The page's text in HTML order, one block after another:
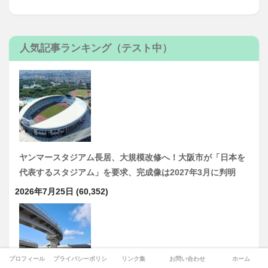
人気記事ランキング（テスト中）
ヤンマースタジアム長居、大規模改修へ！大阪市が「日本を
代表するスタジアム」を要求、完成像は2027年3月に判明
2026年7月25日 (60,352)
プロフィール プライバシーポリシー リンク集 お問い合わせ ホーム